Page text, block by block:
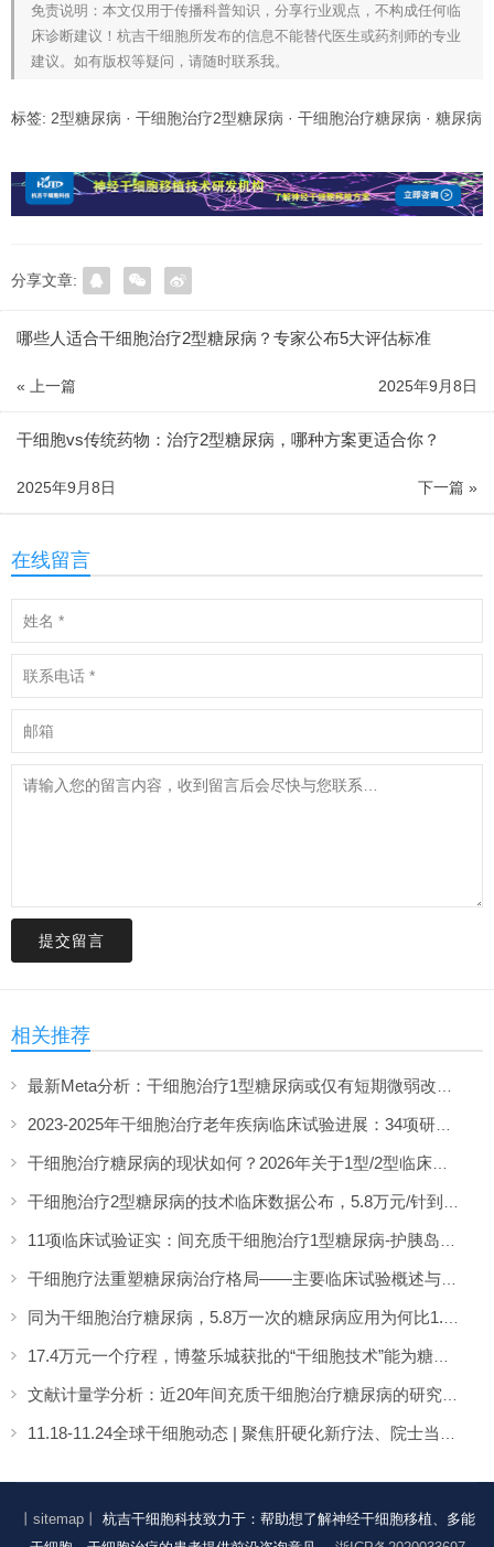
免责说明：本文仅用于传播科普知识，分享行业观点，不构成任何临
床诊断建议！杭吉干细胞所发布的信息不能替代医生或药剂师的专业
建议。如有版权等疑问，请随时联系我。
标签: 2型糖尿病 · 干细胞治疗2型糖尿病 · 干细胞治疗糖尿病 · 糖尿病
分享文章:
哪些人适合干细胞治疗2型糖尿病？专家公布5大评估标准
« 上一篇 2025年9月8日
干细胞vs传统药物：治疗2型糖尿病，哪种方案更适合你？
下一篇 »
2025年9月8日
在线留言
提交留言
相关推荐
丨sitemap丨
杭吉干细胞科技致力于：帮助想了解神经干细胞移植、多能